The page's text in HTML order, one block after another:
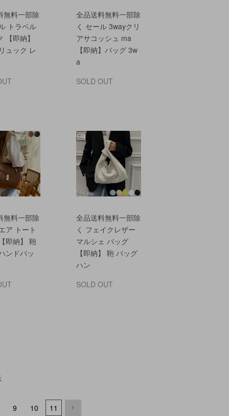
無料一部除
トラベル
【即納】
ュック レ
全品送料無料一部除
く セール 3wayクリ
アサコッシュ ma
【即納】バッグ 3w
a
SOLD OUT
無料一部除
ア トート
即納】 鞄
ンドバッ
全品送料無料一部除
く フェイクレザー
マルシェ バッグ
【即納】 鞄 バッグ
ハン
SOLD OUT
9 10 11